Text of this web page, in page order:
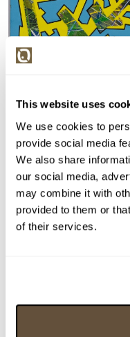
This website uses
We use cookies to
provide social media
We also share
our social media,
may combine it with
provided to them or
of their services.
Kombinovaná
Milán Očenáš.